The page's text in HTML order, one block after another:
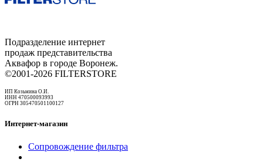
Подразделение интернет
продаж представительства
Аквафор в городе Воронеж.
©2001-2026 FILTERSTORE
ИП Козьмина О.И.
ИНН 470500093993
ОГРН 305470501100127
Интернет-магазин
Сопровождение фильтра